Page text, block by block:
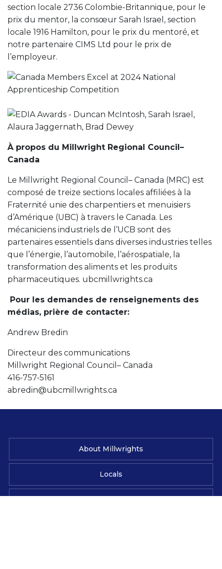
section locale 2736 Colombie-Britannique, pour le
prix du mentor, la consœur Sarah Israel, section
locale 1916 Hamilton, pour le prix du mentoré, et
notre partenaire CIMS Ltd pour le prix de
l’employeur.
À propos du Millwright Regional Council–
Canada
Le Millwright Regional Council– Canada (MRC) est
composé de treize sections locales affiliées à la
Fraternité unie des charpentiers et menuisiers
d’Amérique (UBC) à travers le Canada. Les
mécaniciens industriels de l’UCB sont des
partenaires essentiels dans diverses industries telles
que l’énergie, l’automobile, l’aérospatiale, la
transformation des aliments et les produits
pharmaceutiques. ubcmillwrights.ca
Pour les demandes de renseignements des
médias, prière de contacter:
Andrew Bredin
Directeur des communications
Millwright Regional Council– Canada
416-757-5161
abredin@ubcmillwrights.ca
About Millwrights
Locals